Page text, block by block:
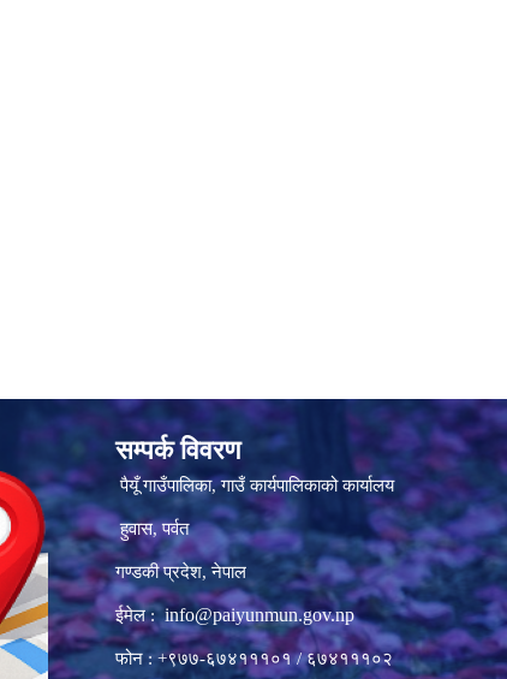
सम्पर्क विवरण
पैयूँ गाउँपालिका, गाउँ कार्यपालिकाको कार्यालय
हुवास, पर्वत
गण्डकी प्रदेश, नेपाल
ईमेल :info@paiyunmun.gov.np
फोन : +९७७-६७४१११०१ / ६७४१११०२